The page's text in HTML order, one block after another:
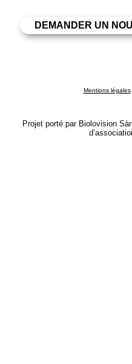
Mentions légales
Projet porté par Biolovision